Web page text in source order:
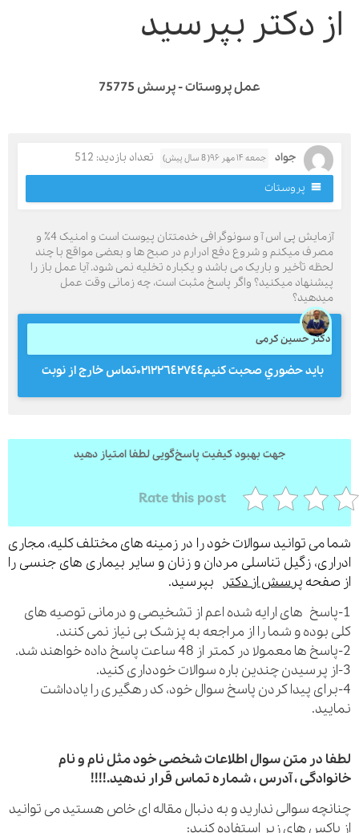
دکتر بپرسید
عمل پروستات - پرسش 75775
جواد جمعه ۱۴ مهر ۹۶( 8 سال پیش)
تعداد بازدید: 512
پروستات
آزمایش پی اس آ و سونوگرافی خدمتتان پیوست است و امنیک 4٪ و
میکنم و شروع دفع ادرارم در صبح ها و بعضی مواقع با چند
تأخیر و باریک می باشد و یکباره تخلیه نمی شود. آیا عمل باز را
میکنید؟ واگر پاسخ مثبت است، چه زمانی وقت عمل
دکتر حسین کرمی
بايد حضوري صحبت كنيم٠٢١٢٢٦٤٢٧٤٤تماس خارج از نوبت
جهت بهبود کیفیت پاسخ‌گویی لطفا امتیاز دهید
Rate this post
توانید سوالات خود را در زمینه های مختلف کلیه، مجاری
زگیل تناسلی مردان و زنان و سایر بیماری های جنسی را
پرسش از دکتربپرسید.
های ارایه شده اعم از تشخیصی و درمانی توصیه های
و شما را از مراجعه به پزشک بی نیاز نمی کنند.
پیدا کردن پاسخ سوال خود، کد رهگیری را یادداشت
در متن سوال اطلاعات شخصی خود مثل نام و نام
، آدرس ، شماره تماس قرار ندهید.!!!!
سوالی ندارید و به دنبال مقاله ای خاص هستید می توانید
های زیر استفاده کنید:
قدرت گرفته از همیارسیستم